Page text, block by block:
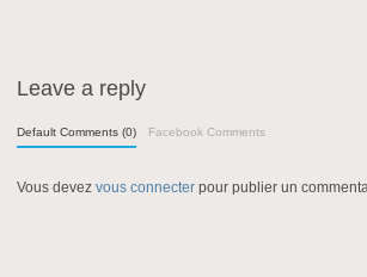
Leave a reply
Default Comments (0) Facebook Comments
Vous devez vous connecter pour publier un